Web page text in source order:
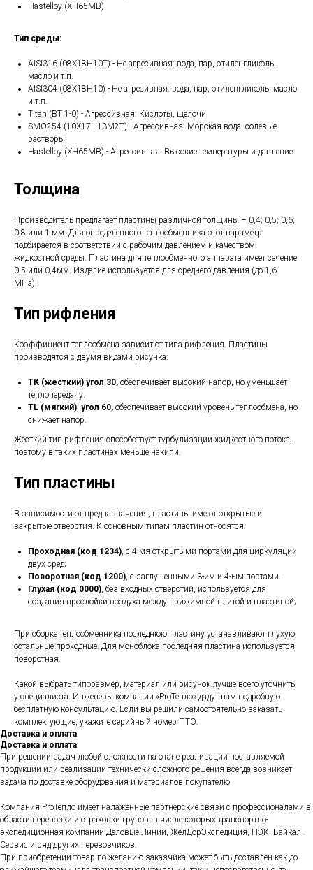
Hastelloy (ХН65МВ)
Тип среды:
AISI316 (08Х18Н10Т) - Не агресивная: вода, пар, этиленгликоль,
масло и т.п.
AISI304 (08Х18Н10) - Не агресивная: вода, пар, этиленгликоль, масло
и т.п.
Titan (ВТ 1-0) - Агрессивная: Кислоты, щелочи
SMO254 (10Х17Н13М2Т) - Агрессивная: Морская вода, солевые
растворы
Hastelloy (ХН65МВ) - Агрессивная: Высокие температуры и давление
Толщина
Производитель предлагает пластины различной толщины – 0,4; 0,5; 0,6;
0,8 или 1 мм. Для определенного теплообменника этот параметр
подбирается в соответствии с рабочим давлением и качеством
жидкостной среды. Пластина для теплообменного аппарата имеет сечение
0,5 или 0,4мм. Изделие используется для среднего давления (до 1,6
МПа).
Тип рифления
Коэффициент теплообмена зависит от типа рифления. Пластины
производятся с двумя видами рисунка:
ТК (жесткий) угол 30, обеспечивает высокий напор, но уменьшает
теплопередачу.
TL (мягкий), угол 60, обеспечивает высокий уровень теплообмена, но
снижает напор.
Жесткий тип рифления способствует турбулизации жидкостного потока,
поэтому в таких пластинах меньше накипи.
Тип пластины
В зависимости от предназначения, пластины имеют открытые и
закрытые отверстия. К основным типам пластин относятся:
Проходная (код 1234), с 4-мя открытыми портами для циркуляции
двух сред;
Поворотная (код 1200), с заглушенными 3-им и 4-ым портами.
Глухая (код 0000), без входных отверстий, используется для
создания прослойки воздуха между прижимной плитой и пластиной;
При сборке теплообменника последнюю пластину устанавливают глухую,
остальные проходные. Для моноблока последняя пластина используется
поворотная.
Какой выбрать типоразмер, материал или рисунок лучше всего уточнить
у специалиста. Инженеры компании «ProТепло» дадут вам подробную
бесплатную консультацию. Если вы решили самостоятельно заказать
комплектующие, укажите серийный номер ПТО.
Доставка и оплата
Доставка и оплата
При решении задач любой сложности на этапе реализации поставляемой
продукции или реализации технически сложного решения всегда возникает
задача по доставке оборудования и материалов покупателю.
Компания ProТепло имеет налаженные партнерские связи с профессионалами в
области перевозки и страховки грузов, в числе которых транспортно-
экспедиционная компании Деловые Линии, ЖелДорЭкспедиция, ПЭК, Байкал-
Сервис и ряд других перевозчиков.
При приобретении товар по желанию заказчика может быть доставлен как до